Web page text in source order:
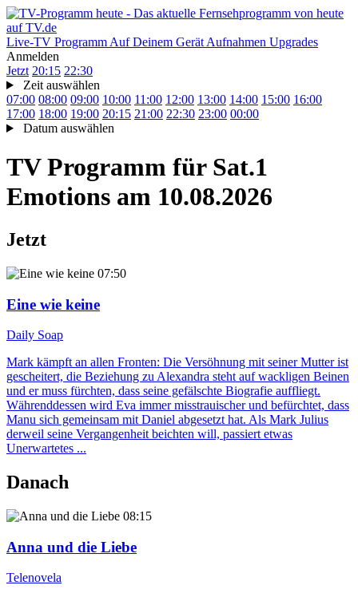
Live-TV Programm Auf Deinem Gerät Aufnahmen Upgrades
Anmelden
Jetzt 20:15 22:30
Zeit auswählen
07:00 08:00 09:00 10:00 11:00 12:00 13:00 14:00 15:00 16:00
17:00 18:00 19:00 20:15 21:00 22:30 23:00 00:00
Datum auswählen
TV Programm für Sat.1
Emotions am 10.08.2026
Jetzt
07:50
Eine wie keine
Daily Soap
Mark kämpft an allen Fronten: Die Versöhnung mit seiner Mutter ist
gescheitert, die Beziehung zu Alexandra steht auf wackligen Beinen
und er muss fürchten, dass seine gefälschte Biografie auffliegt.
Währenddessen wird Eva immer misstrauischer und befürchtet, dass
Manu sich gemeinsam mit Daniel abgesetzt hat. Als Mark Julius
derweil seine Vergangenheit beichten will, passiert etwas
Unerwartetes ...
Danach
08:15
Anna und die Liebe
Telenovela